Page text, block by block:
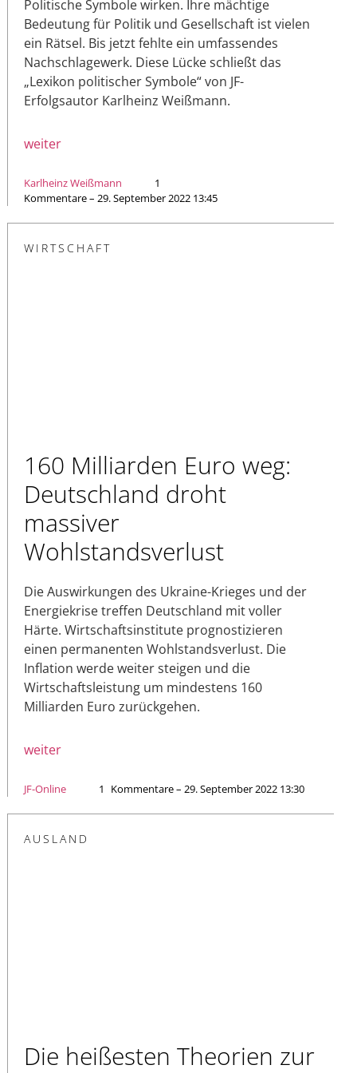
Politische Symbole wirken. Ihre mächtige
Bedeutung für Politik und Gesellschaft ist vielen
ein Rätsel. Bis jetzt fehlte ein umfassendes
Nachschlagewerk. Diese Lücke schließt das
„Lexikon politischer Symbole“ von JF-
Erfolgsautor Karlheinz Weißmann.
weiter
Karlheinz Weißmann
1
Kommentare – 29. September 2022 13:45
WIRTSCHAFT
160 Milliarden Euro weg:
Deutschland droht
massiver
Wohlstandsverlust
Die Auswirkungen des Ukraine-Krieges und der
Energiekrise treffen Deutschland mit voller
Härte. Wirtschaftsinstitute prognostizieren
einen permanenten Wohlstandsverlust. Die
Inflation werde weiter steigen und die
Wirtschaftsleistung um mindestens 160
Milliarden Euro zurückgehen.
weiter
JF-Online 1 Kommentare – 29. September 2022 13:30
AUSLAND
Die heißesten Theorien zur